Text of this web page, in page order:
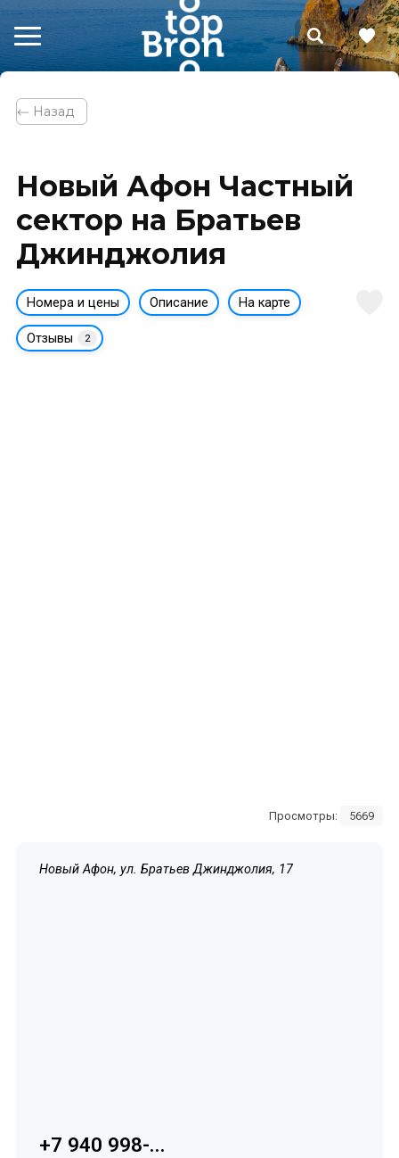
⃪ Назад
Новый Афон Частный
сектор на Братьев
Джинджолия
Номера и цены Описание На карте
Отзывы 2
Просмотры: 5669
Новый Афон, ул. Братьев Джинджолия, 17
+7 940 998-...